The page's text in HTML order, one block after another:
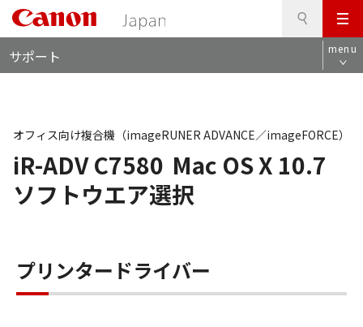
メ
ニ
ュ
サポート menu
iR-ADV C7580 Mac OS X 10.7
ソフトウエア選択
オフィス向け複合機（imageRUNER ADVANCE／imageFORCE）
プリンタードライバー